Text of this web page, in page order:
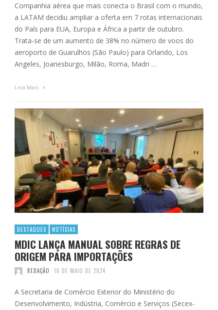
Companhia aérea que mais conecta o Brasil com o mundo,
a LATAM decidiu ampliar a oferta em 7 rotas internacionais
do País para EUA, Europa e África a partir de outubro.
Trata-se de um aumento de 38% no número de voos do
aeroporto de Guarulhos (São Paulo) para Orlando, Los
Angeles, Joanesburgo, Milão, Roma, Madri …
Leia Mais
DESTAQUES NOTÍCIAS
MDIC LANÇA MANUAL SOBRE REGRAS DE
ORIGEM PARA IMPORTAÇÕES
REDAÇÃO 16 DE MAIO DE 2024
A Secretaria de Comércio Exterior do Ministério do
Desenvolvimento, Indústria, Comércio e Serviços (Secex-